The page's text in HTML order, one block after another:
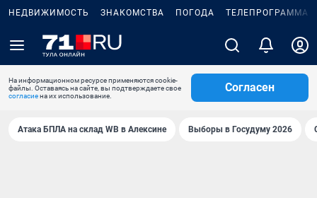
НЕДВИЖИМОСТЬ ЗНАКОМСТВА ПОГОДА ТЕЛЕПРОГРАММА
На информационном ресурсе применяются cookie-
файлы. Оставаясь на сайте, вы подтверждаете свое
согласиена их использование.
Согласен
Атака БПЛА на склад WB в Алексине Выборы в Госудуму 2026